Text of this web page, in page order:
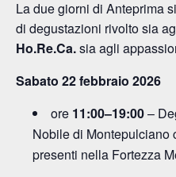
La due giorni di Anteprima
di degustazioni rivolto sia
Ho.Re.Ca.sia agli
Sabato 22 febbraio 2026
ore 11:00–19:00–
Nobile di Montepulciano
presenti nella Fortezza